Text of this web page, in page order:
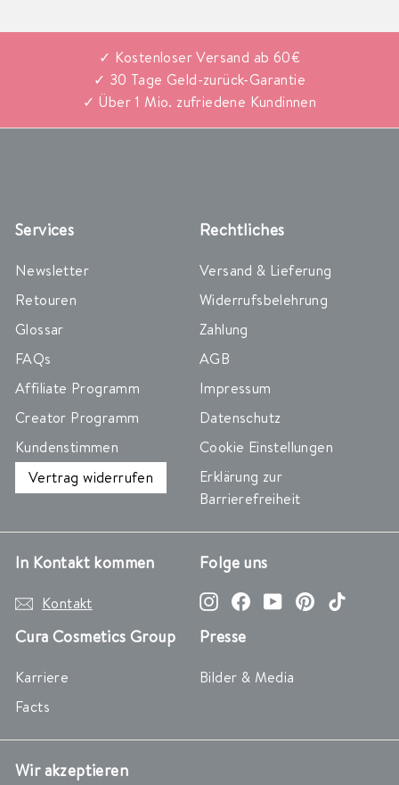
✓ Kostenloser Versand ab 60€
✓ 30 Tage Geld-zurück-Garantie
✓ Über 1 Mio. zufriedene Kundinnen
Services
Newsletter
Retouren
Glossar
FAQs
Affiliate Programm
Creator Programm
Kundenstimmen
Vertrag widerrufen
Rechtliches
Versand & Lieferung
Widerrufsbelehrung
Zahlung
AGB
Impressum
Datenschutz
Cookie Einstellungen
Erklärung zur
Barrierefreiheit
In Kontakt kommen
Kontakt
Folge uns
InstagramFacebook
YouTubePinterest
Cura Cosmetics Group
Karriere
Facts
Presse
Bilder & Media
Wir akzeptieren